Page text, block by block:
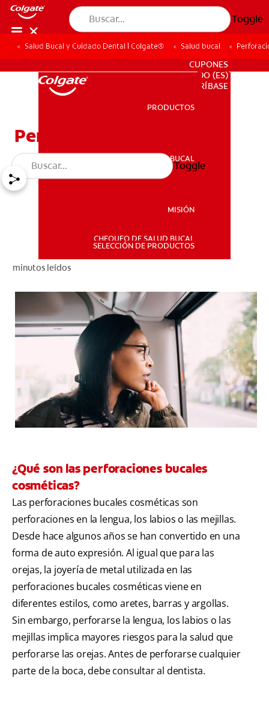
Toggle
SALUD BUCAL
SELECCIÓN DE PRODUCTOS
PARA PROFESIONALES
CUPONES
DO (ES)
PARA PROFESIONALES
CUPONES
DO (ES)
SUSCRÍBASE
PRODUCTOS
SALUD BUCAL
MISIÓN
CHEQUEO DE SALUD BUCAL
SELECCIÓN DE PRODUCTOS
Toggle
Salud Bucal y Cuidado Dental | Colgate® Salud bucal
Perforaciones Bucales
minutos leídos
¿Qué son las perforaciones bucales
cosméticas?
Las perforaciones bucales cosméticas son
perforaciones en la lengua, los labios o las mejillas.
Desde hace algunos años se han convertido en una
forma de auto expresión. Al igual que para las
orejas, la joyería de metal utilizada en las
perforaciones bucales cosméticas viene en
diferentes estilos, como aretes, barras y argollas.
Sin embargo, perforarse la lengua, los labios o las
mejillas implica mayores riesgos para la salud que
perforarse las orejas. Antes de perforarse cualquier
parte de la boca, debe consultar al dentista.